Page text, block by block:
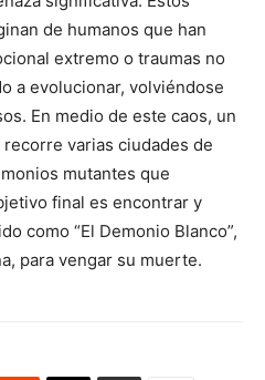
de humanos que han
extremo o traumas no
a evolucionar, volviéndose
En medio de este caos, un
varias ciudades de
mutantes que
final es encontrar y
como “El Demonio Blanco”,
para vengar su muerte.